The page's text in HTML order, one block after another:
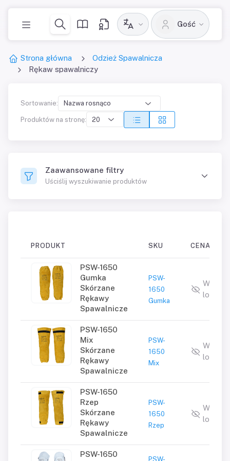
Gość
Strona główna
Odzież Spawalnicza
Rękaw spawalniczy
Sortowanie:
Produktów na stronę:
Zaawansowane filtry
Uściślij wyszukiwanie produktów
PRODUKT SKU CENA
PSW-1650
Gumka
Skórzane
Rękawy
Spawalnicze
PSW-
1650
Gumka
PSW-1650
Mix
Skórzane
Rękawy
Spawalnicze
PSW-
1650
Mix
PSW-1650
Rzep
Skórzane
Rękawy
Spawalnicze
PSW-
1650
Rzep
PSW-1650
PSW-